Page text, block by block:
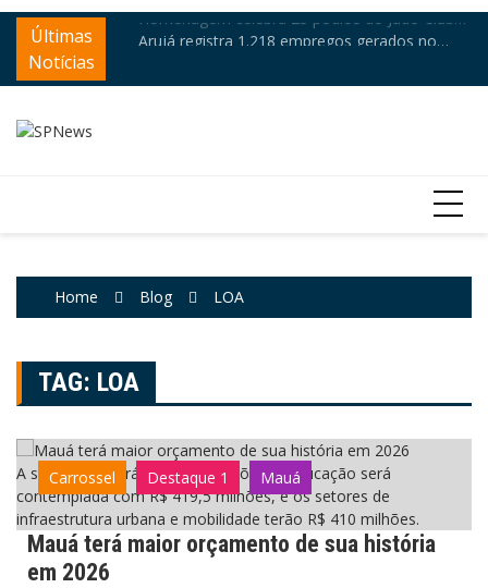
Skip
content
Últimas
Notícias
Homenagem celebra 25 pódios do Judô Clube
Mogi das Cruzes
Arujá registra 1.218 empregos gerados no
Home Blog LOA
TAG: LOA
A saúde receberá R$ 536,4 milhões, a educação será
contemplada com R$ 419,5 milhões, e os setores de
infraestrutura urbana e mobilidade terão R$ 410 milhões.
Carrossel Destaque 1 Mauá
Mauá terá maior orçamento de sua história
em 2026